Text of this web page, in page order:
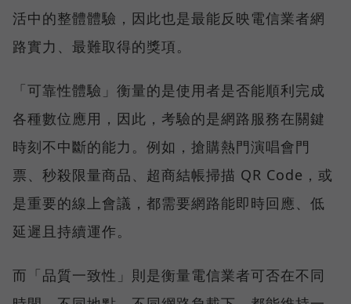
活中的整體體驗，因此也是最能反映電信業者網
路實力、最難取得的獎項。
「可靠性體驗」衡量的是使用者是否能順利完成
各種數位應用，因此，考驗的是網路服務在關鍵
時刻不中斷的能力。例如，搶購熱門演唱會門
票、秒殺限量商品、超商結帳掃描 QR Code，或
是重要的線上會議，都需要網路能即時回應、低
延遲且持續運作。
而「品質一致性」則是衡量電信業者可否在不同